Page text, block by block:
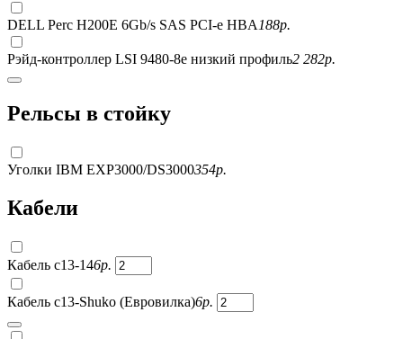
DELL Perc H200E 6Gb/s SAS PCI-e HBA188р.
Рэйд-контроллер LSI 9480-8e низкий профиль2 282р.
Рельсы в стойку
Уголки IBM EXP3000/DS3000354р.
Кабели
Кабель c13-146р.
Кабель c13-Shuko (Евровилка)6р.